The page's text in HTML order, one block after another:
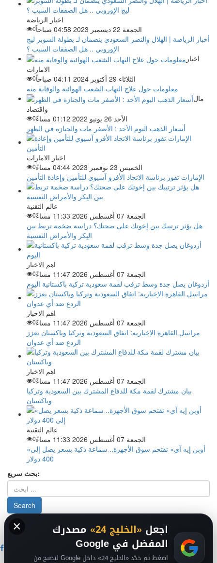
اخبار الرياضة
الجمعة 22 ديسمبر 2023 04:58 صباحاً
0
أخبار الرياضة | الهلال والنصر السعودي ينضمان لـ بطولة السوبر ليج
الإوروبي .. هل الصفقات السبب ؟
اخبار
الامارات
الثلاثاء 29 أكتوبر 2024 04:11 صباحاً
0
معلومات حول علاج التهاب الشعب الهوائية والوقاية منه
مال
واقتصاد
الأحد 26 يونيو 2022 01:12 مساءً
0
أسعار الذهب اليوم الأحد : الأصفر مات والجنازة في الظهر
اخبار الامارات
الخميس 23 نوفمبر 2023 04:44 مساءً
0
الإمارات تفوز برئاسة الاتحاد الأفرو آسيوي للتأمين وإعادة التأمين
عالم التقنية
الجمعة 07 أغسطس 2026 11:33 مساءً
0
هل يؤثر ترتيبك بين إخوتك على صحتك؟ دراسة ضخمة تربط بين
البِكر والأمراض النفسية
اهم الاخبار
الجمعة 07 أغسطس 2026 11:47 مساءً
0
أردوغان يصل جدة وسط ترقب لقمة سعودية تركية باكستانية اليوم
اهم الاخبار
الجمعة 07 أغسطس 2026 11:47 مساءً
0
مراسل القاهرة الإخبارية: اتفاق السعودية وتركيا وباكستان يعزز
الردع ضد أي عدوان
اهم الاخبار
الجمعة 07 أغسطس 2026 11:47 مساءً
0
بيان مشترك لقمة مكة للدفاع المشترك بين السعودية وتركيا
وباكستان
عالم التقنية
الجمعة 07 أغسطس 2026 11:33 مساءً
0
«أوبن إيه آي» تقتحم سوق الأجهزة.. سماعة ذكية بسعر يصل إلى
400 دولار
بحث سريع:
من نحن
اخبار الخليج
× اجعل «الخليج 24» مصدرك
المفضل في Google
اضغط ثم حدّد «الخليج 24» داخل Google ليصبح من